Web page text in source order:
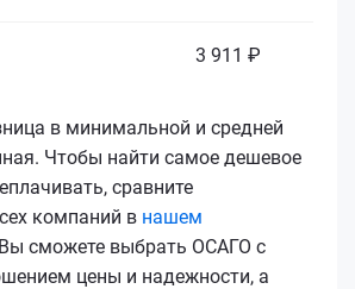
3 911 ₽
в минимальной и средней
Чтобы найти самое дешевое
сравните
компаний в нашем
сможете выбрать ОСАГО с
цены и надежности, а